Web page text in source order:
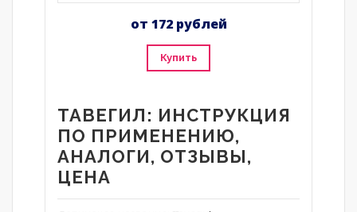
от 172 рублей
Купить
ТАВЕГИЛ: ИНСТРУКЦИЯ
ПО ПРИМЕНЕНИЮ,
АНАЛОГИ, ОТЗЫВЫ,
ЦЕНА